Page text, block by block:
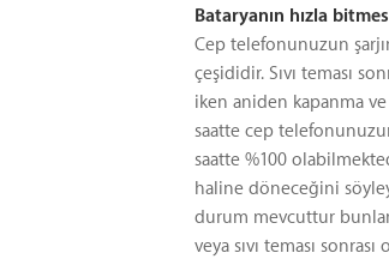
Bataryanın hızla
Cep telefonunuzun
çeşididir. Sıvı teması
iken aniden kapanma ve
saatte cep
saatte %100
haline döneceğini
durum mevcuttur bunlar;
veya sıvı teması